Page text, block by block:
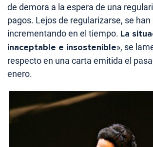
de demora a la espera de una
pagos. Lejos de regularizarse, se han
incrementando en el tiempo. La
inaceptable e insostenible», se
respecto en una carta emitida el
enero.